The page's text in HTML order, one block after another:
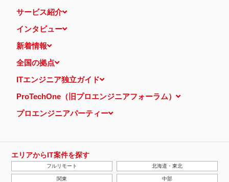
サービス紹介
インタビュー
新着情報
全国の拠点
ITエンジニア独立ガイド
ProTechOne（旧プロエンジニアフォーラム）
プロエンジニアパーティー
エリアからIT案件を探す
フルリモート 北海道・東北
関東 中部